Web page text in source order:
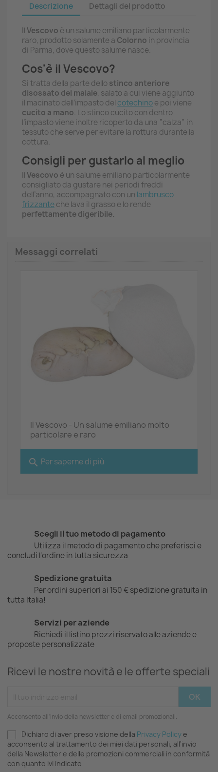
Descrizione Dettagli del prodotto
IlVescovo è un salume emiliano particolarmente
raro, prodotto solamente a Colorno in provincia
di Parma, dove questo salume nasce.
Cos'è il Vescovo?
Si tratta della parte dellostinco anteriore
disossato del maiale, salato a cui viene aggiunto
il macinato dell’impasto del cotechinoe poi viene
cucito a mano. Lo stinco cucito con dentro
l’impasto viene inoltre ricoperto da una “calza” in
tessuto che serve per evitare la rottura durante la
cottura.
Consigli per gustarlo al meglio
IlVescovo è un salume emiliano particolarmente
consigliato da gustare nei periodi freddi
dell’anno, accompagnato con un lambrusco
frizzanteche lava il grasso e lo rende
perfettamente digeribile.
Messaggi correlati
Il Vescovo - Un salume emiliano molto
particolare e raro
search Per saperne di più
Scegli il tuo metodo di pagamento
Utilizza il metodo di pagamento che preferisci e
concludi l'ordine in tutta sicurezza
Spedizione gratuita
Per ordini superiori ai 150 € spedizione gratuita in
tutta Italia!
Servizi per aziende
Richiedi il listino prezzi riservato alle aziende e
proposte personalizzate
Ricevi le nostre novità e le offerte speciali
Acconsento all'invio della newsletter e di email promozionali.
Dichiaro di aver preso visione della Privacy Policye
acconsento al trattamento dei miei dati personali, all'invio
della Newsletter e delle promozioni commerciali in conformità
con quanto ivi indicato